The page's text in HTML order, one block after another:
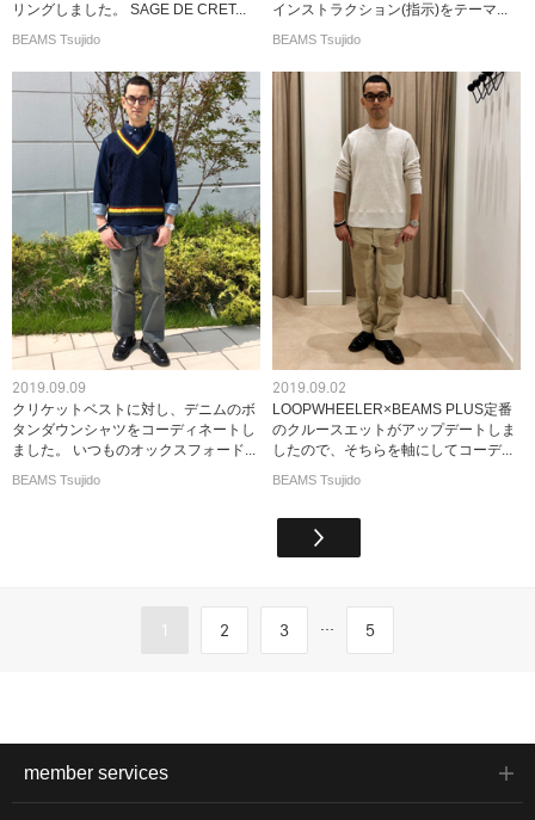
リングしました。 SAGE DE CRET...
BEAMS Tsujido
インストラクション(指示)をテーマ...
BEAMS Tsujido
2019.09.09
クリケットベストに対し、デニムのボ
タンダウンシャツをコーディネートし
ました。 いつものオックスフォード...
BEAMS Tsujido
2019.09.02
LOOPWHEELER×BEAMS PLUS定番
のクルースエットがアップデートしま
したので、そちらを軸にしてコーデ...
BEAMS Tsujido
1 2 3 ... 5
member services